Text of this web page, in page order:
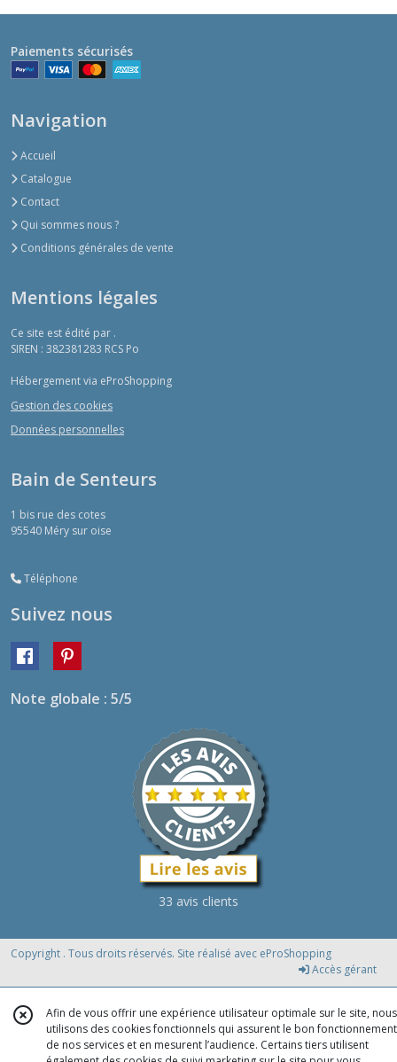
Paiements sécurisés
Navigation
Accueil
Catalogue
Contact
Qui sommes nous ?
Conditions générales de vente
Mentions légales
Ce site est édité par .
SIREN : 382381283 RCS Po
Hébergement via eProShopping
Gestion des cookies
Données personnelles
Bain de Senteurs
1 bis rue des cotes
95540 Méry sur oise
Téléphone
Suivez nous
Note globale : 5/5
33 avis clients
Copyright . Tous droits réservés. Site réalisé avec eProShopping
Accès gérant
Afin de vous offrir une expérience utilisateur optimale sur le site, nous
utilisons des cookies fonctionnels qui assurent le bon fonctionnement
de nos services et en mesurent l’audience. Certains tiers utilisent